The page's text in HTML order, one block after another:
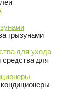
грызунами
для ухода
средства для